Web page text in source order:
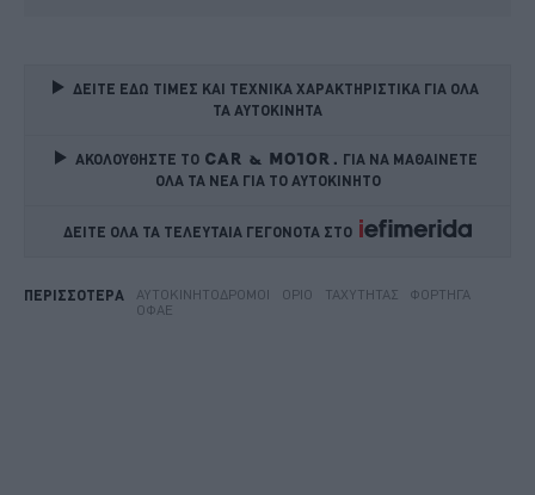
ΔΕΙΤΕ ΕΔΩ ΤΙΜΕΣ ΚΑΙ ΤΕΧΝΙΚΑ ΧΑΡΑΚΤΗΡΙΣΤΙΚΑ ΓΙΑ ΟΛΑ
ΤΑ ΑΥΤΟΚΙΝΗΤΑ
ΑΚΟΛΟΥΘΗΣΤΕ ΤΟ
ΓΙΑ ΝΑ ΜΑΘΑΙΝΕΤΕ
ΟΛΑ ΤΑ ΝΕΑ ΓΙΑ ΤΟ ΑΥΤΟΚΙΝΗΤΟ
ΔΕΙΤΕ ΟΛΑ ΤΑ ΤΕΛΕΥΤΑΙΑ ΓΕΓΟΝΟΤΑ ΣΤΟ
ΠΕΡΙΣΣΟΤΕΡΑ ΑΥΤΟΚΙΝΗΤΌΔΡΟΜΟΙ ΌΡΙΟ ΤΑΧΎΤΗΤΑΣ
ΦΟΡΤΗΓΆ
ΟΦΑΕ